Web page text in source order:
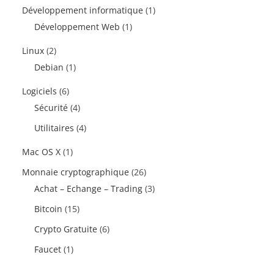
Développement informatique (1)
Développement Web (1)
Linux (2)
Debian (1)
Logiciels (6)
Sécurité (4)
Utilitaires (4)
Mac OS X (1)
Monnaie cryptographique (26)
Achat – Echange – Trading (3)
Bitcoin (15)
Crypto Gratuite (6)
Faucet (1)